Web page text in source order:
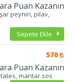
Puan Kazanın
peyniri, pilav,
Sepete Ekle
570
Puan Kazanın
mantar sos